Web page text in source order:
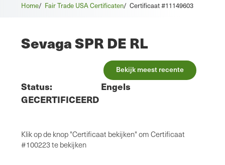
Home/ Fair Trade USA Certificaten/ Certificaat #11149603
Sevaga SPR DE RL
Bekijk meest recente
Status:
GECERTIFICEERD
Engels
Klik op de knop "Certificaat bekijken" om Certificaat
#100223 te bekijken